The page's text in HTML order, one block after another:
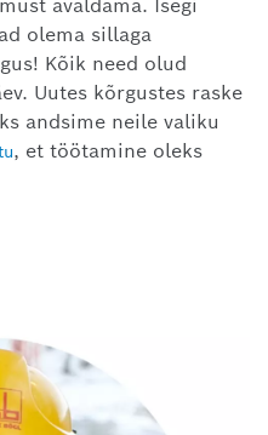
avaldama. Isegi
olema sillaga
Kõik need olud
Uutes kõrgustes raske
andsime neile valiku
, et töötamine oleks